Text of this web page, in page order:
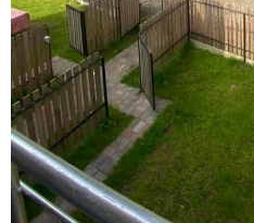
უკან?
უნცია
გრამი